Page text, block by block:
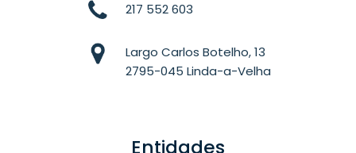
217 552 603
Largo Carlos Botelho, 13
2795-045 Linda-a-Velha
Entidades